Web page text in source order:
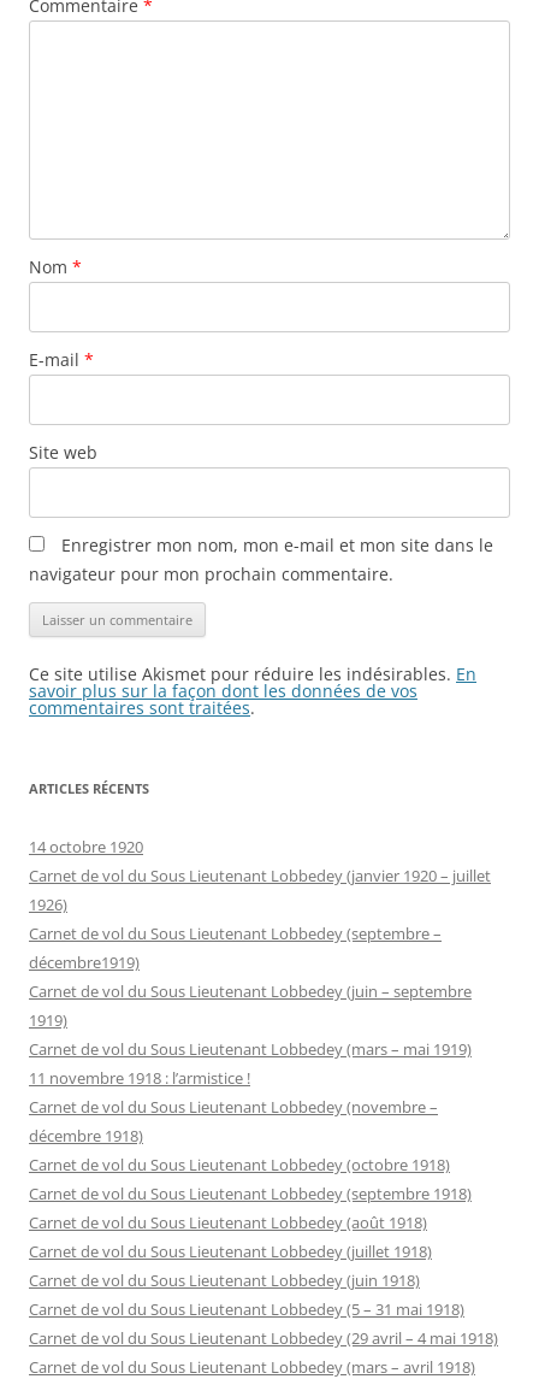
Commentaire *
Nom *
E-mail *
Site web
Enregistrer mon nom, mon e-mail et mon site dans le
navigateur pour mon prochain commentaire.
Ce site utilise Akismet pour réduire les indésirables. En
savoir plus sur la façon dont les données de vos
commentaires sont traitées.
ARTICLES RÉCENTS
14 octobre 1920
Carnet de vol du Sous Lieutenant Lobbedey (janvier 1920 – juillet
1926)
Carnet de vol du Sous Lieutenant Lobbedey (septembre –
décembre1919)
Carnet de vol du Sous Lieutenant Lobbedey (juin – septembre
1919)
Carnet de vol du Sous Lieutenant Lobbedey (mars – mai 1919)
11 novembre 1918 : l’armistice !
Carnet de vol du Sous Lieutenant Lobbedey (novembre –
décembre 1918)
Carnet de vol du Sous Lieutenant Lobbedey (octobre 1918)
Carnet de vol du Sous Lieutenant Lobbedey (septembre 1918)
Carnet de vol du Sous Lieutenant Lobbedey (août 1918)
Carnet de vol du Sous Lieutenant Lobbedey (juillet 1918)
Carnet de vol du Sous Lieutenant Lobbedey (juin 1918)
Carnet de vol du Sous Lieutenant Lobbedey (5 – 31 mai 1918)
Carnet de vol du Sous Lieutenant Lobbedey (29 avril – 4 mai 1918)
Carnet de vol du Sous Lieutenant Lobbedey (mars – avril 1918)